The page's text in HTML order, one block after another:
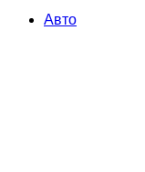
Авто